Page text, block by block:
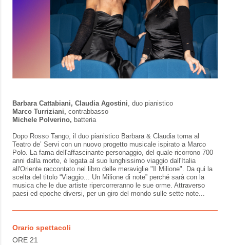
Barbara Cattabiani, Claudia Agostini duo pianistico
Marco Turriziani, contrabbasso
Michele Polverino, batteria
Dopo Rosso Tango, il duo pianistico Barbara & Claudia torna al
Teatro de’ Servi con un nuovo progetto musicale ispirato a Marco
Polo. La fama dell'affascinante personaggio, del quale ricorrono 700
anni dalla morte, è legata al suo lunghissimo viaggio dall'Italia
all'Oriente raccontato nel libro delle meraviglie "Il Milione". Da qui la
scelta del titolo “Viaggio... Un Milione di note” perché sarà con la
musica che le due artiste ripercorreranno le sue orme. Attraverso
paesi ed epoche diversi, per un giro del mondo sulle sette note...
Orario spettacoli
ORE 21